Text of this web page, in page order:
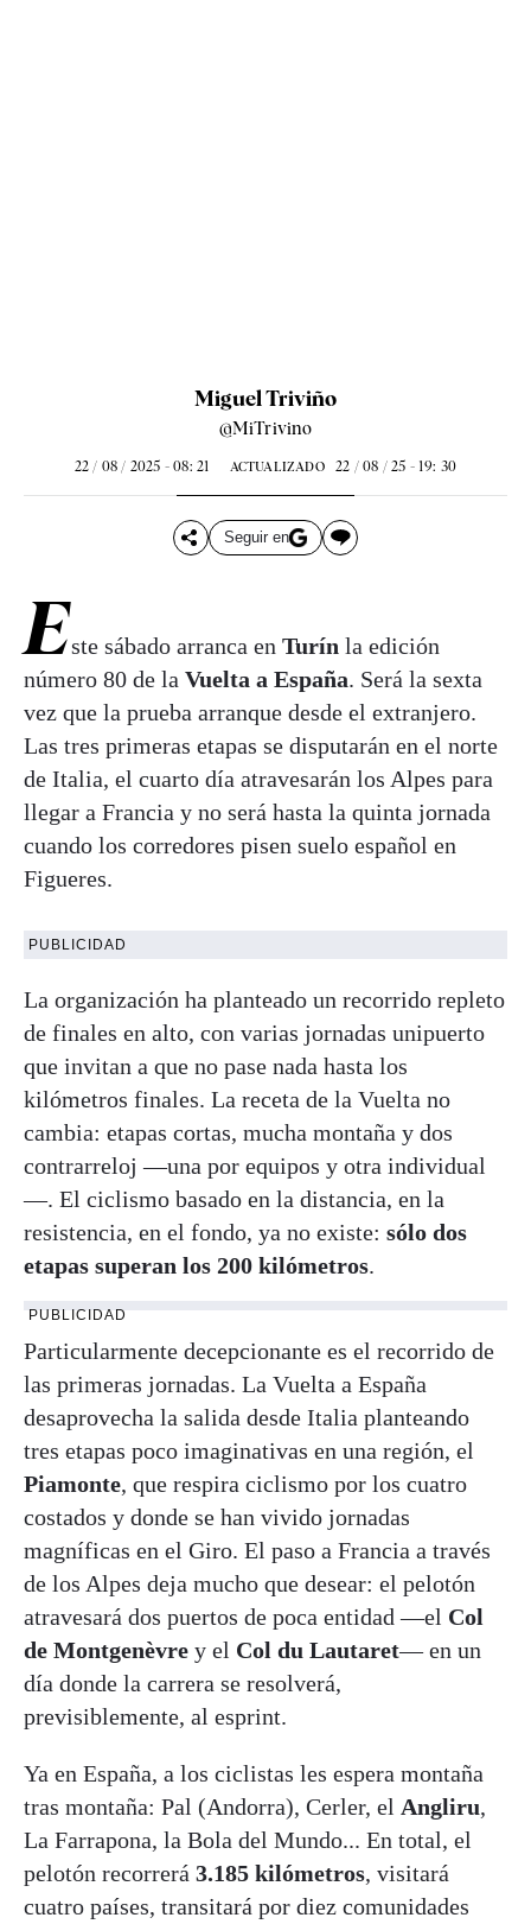
Miguel Triviño
@MiTrivino
22 / 08 / 2025 - 08: 21 ACTUALIZADO 22 / 08 / 25 - 19: 30
Seguir en
Este sábado arranca en Turín la edición
número 80 de la Vuelta a España. Será la sexta
vez que la prueba arranque desde el extranjero.
Las tres primeras etapas se disputarán en el norte
de Italia, el cuarto día atravesarán los Alpes para
llegar a Francia y no será hasta la quinta jornada
cuando los corredores pisen suelo español en
Figueres.
PUBLICIDAD
La organización ha planteado un recorrido repleto
de finales en alto, con varias jornadas unipuerto
que invitan a que no pase nada hasta los
kilómetros finales. La receta de la Vuelta no
cambia: etapas cortas, mucha montaña y dos
contrarreloj —una por equipos y otra individual
—. El ciclismo basado en la distancia, en la
resistencia, en el fondo, ya no existe: sólo dos
etapas superan los 200 kilómetros.
PUBLICIDAD
Particularmente decepcionante es el recorrido de
las primeras jornadas. La Vuelta a España
desaprovecha la salida desde Italia planteando
tres etapas poco imaginativas en una región, el
Piamonte, que respira ciclismo por los cuatro
costados y donde se han vivido jornadas
magníficas en el Giro. El paso a Francia a través
de los Alpes deja mucho que desear: el pelotón
atravesará dos puertos de poca entidad —el Col
de Montgenèvre y el Col du Lautaret— en un
día donde la carrera se resolverá,
previsiblemente, al esprint.
Ya en España, a los ciclistas les espera montaña
tras montaña: Pal (Andorra), Cerler, el Angliru,
La Farrapona, la Bola del Mundo... En total, el
pelotón recorrerá 3.185 kilómetros, visitará
cuatro países, transitará por diez comunidades